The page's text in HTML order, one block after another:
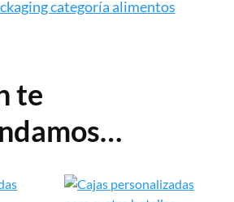
categoría alimentos
te